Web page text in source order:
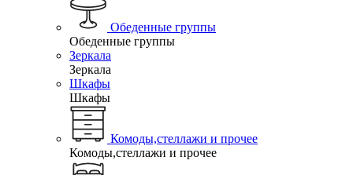
Обеденные группы
Обеденные группы
Зеркала
Зеркала
Шкафы
Шкафы
Комоды,стеллажи и прочее
Комоды,стеллажи и прочее